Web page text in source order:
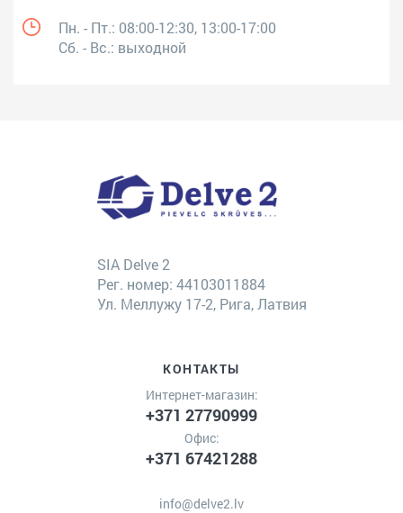
Пн. - Пт.: 08:00-12:30, 13:00-17:00
Сб. - Вс.: выходной
SIA Delve 2
Рег. номер: 44103011884
Ул. Меллужу 17-2, Рига, Латвия
КОНТАКТЫ
Интернет-магазин:
+371 27790999
Офис:
+371 67421288
info@delve2.lv